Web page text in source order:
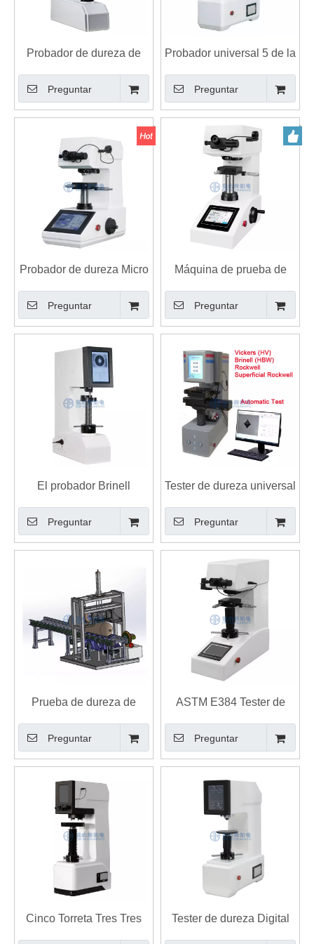
Probador de dureza de
indentación de bolas de
plástico PB2039
Preguntar
Probador universal 5 de la
dureza de HBRV-187.5T
Rockwell Brinell Vickers -
gama de carga 250kgf
Preguntar
Probador de dureza Micro
Vickers Knoop automático
digital MHVD-1AT-8P
Preguntar
Máquina de prueba de
dureza micro Vickers
HVD-1000AT / DV-1AT-
5.6P Digital
Preguntar
El probador Brinell
automático de la dureza
integró el software y el
sistema de la cámara de
de prueba
Preguntar
Tester de dureza universal
totalmente automático
Brinell Rockwell Vickers
Prueba de dureza BRV-
250AZ
Preguntar
Prueba de dureza de
Brinell en línea de
cilindros de gas HBS-
750ZX
Preguntar
ASTM E384 Tester de
dureza de Vickers
digitales automatizados
por el fabricante de China
suministra directamente
calibración fácil de buen
precio
Preguntar
Cinco Torreta Tres Tres
Guentes Dos objetivos
Tester de dureza Digital
Rockwell Twin Digital